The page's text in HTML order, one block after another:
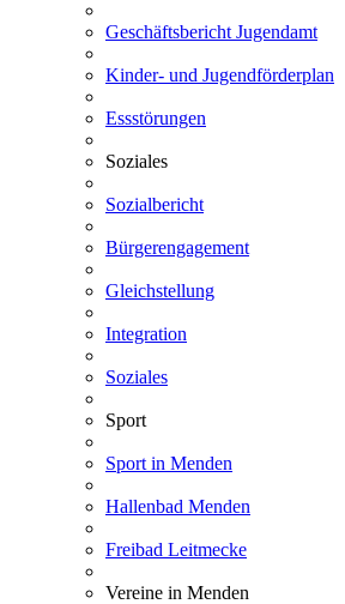
Geschäftsbericht Jugendamt
Kinder- und Jugendförderplan
Essstörungen
Soziales
Sozialbericht
Bürgerengagement
Gleichstellung
Integration
Soziales
Sport
Sport in Menden
Hallenbad Menden
Freibad Leitmecke
Vereine in Menden